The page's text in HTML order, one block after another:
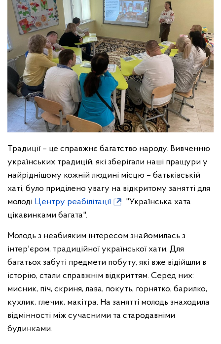
Традиції – це справжнє багатство народу. Вивченню
українських традицій, які зберігали наші пращури у
найріднішому кожній людині місцю – батьківській
хаті, було приділено увагу на відкритому занятті для
молоді Центру реабілітації
"Українська хата
цікавинками багата".
Молодь з неабияким інтересом знайомилась з
інтер'єром, традиційної української хати. Для
багатьох забуті предмети побуту, які вже відійшли в
історію, стали справжнім відкриттям. Серед них:
мисник, піч, скриня, лава, покуть, горнятко, барилко,
кухлик, глечик, макітра. На занятті молодь знаходила
відмінності між сучасними та стародавніми
будинками.